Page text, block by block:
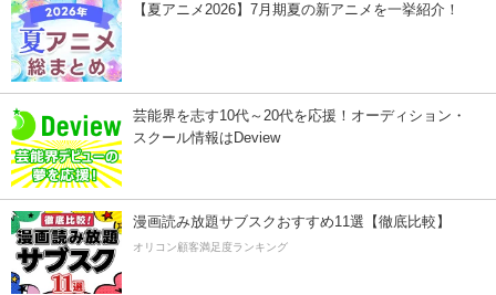
【夏アニメ2026】7月期夏の新アニメを一挙紹介！
芸能界を志す10代～20代を応援！オーディション・
スクール情報はDeview
漫画読み放題サブスクおすすめ11選【徹底比較】
オリコン顧客満足度ランキング